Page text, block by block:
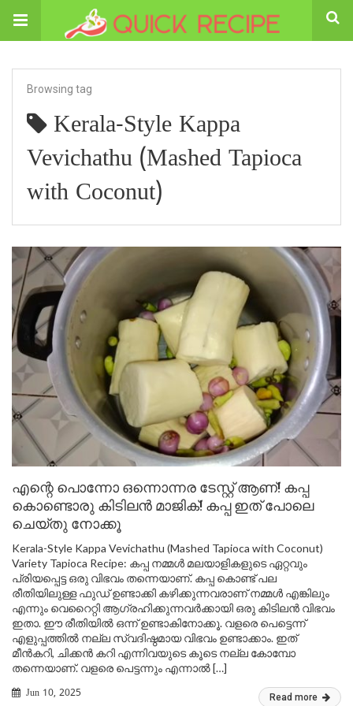
Browsing tag
Kerala-Style Kappa
Vevichathu (Mashed Tapioca
with Coconut)
എന്റെ പൊന്നോ ഒന്നൊന്നര ടേസ്റ്റ് ആണ്! കപ്പ
കൊണ്ടൊരു കിടിലൻ മാജിക്! കപ്പ ഇത് പോലെ
ചെയ്തു നോക്കൂ
Kerala-Style Kappa Vevichathu (Mashed Tapioca with Coconut)
Variety Tapioca Recipe: കപ്പ നമ്മൾ മലയാളികളുടെ ഏറ്റവും
പ്രിയപ്പെട്ട ഒരു വിഭവം തന്നെയാണ്. കപ്പ കൊണ്ട് പല
രീതിയിലുള്ള ഫുഡ്‌ ഉണ്ടാക്കി കഴിക്കുന്നവരാണ് നമ്മൾ എങ്കിലും
എന്നും വെറൈറ്റി ആഗ്രഹിക്കുന്നവർക്കായി ഒരു കിടിലൻ വിഭവം
ഇതാ. ഈ രീതിയിൽ ഒന്ന് ഉണ്ടാകിനോക്കൂ. വളരെ പെട്ടെന്ന്
എളുപ്പത്തിൽ നല്ല സ്വദിഷ്ഠമായ വിഭവം ഉണ്ടാക്കാം. ഇത്
മീൻകറി, ചിക്കൻ കറി എന്നിവയുടെ കൂടെ നല്ല കോമ്പോ
തന്നെയാണ്. വളരെ പെട്ടന്നും എന്നാൽ […]
Jun 10, 2025 Read more